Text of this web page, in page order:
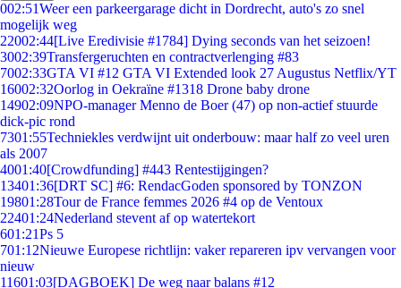
002:51Weer een parkeergarage dicht in Dordrecht, auto's zo snel
mogelijk weg
22002:44[Live Eredivisie #1784] Dying seconds van het seizoen!
3002:39Transfergeruchten en contractverlenging #83
7002:33GTA VI #12 GTA VI Extended look 27 Augustus Netflix/YT
16002:32Oorlog in Oekraïne #1318 Drone baby drone
14902:09NPO-manager Menno de Boer (47) op non-actief stuurde
dick-pic rond
7301:55Techniekles verdwijnt uit onderbouw: maar half zo veel uren
als 2007
4001:40[Crowdfunding] #443 Rentestijgingen?
13401:36[DRT SC] #6: RendacGoden sponsored by TONZON
19801:28Tour de France femmes 2026 #4 op de Ventoux
22401:24Nederland stevent af op watertekort
601:21Ps 5
701:12Nieuwe Europese richtlijn: vaker repareren ipv vervangen voor
nieuw
11601:03[DAGBOEK] De weg naar balans #12